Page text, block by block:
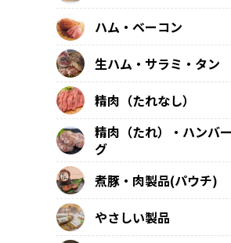
ハム・ベーコン
生ハム・サラミ・タン
精肉（たれなし）
精肉（たれ）・ハンバー
グ
煮豚・肉製品(パウチ)
やさしい製品